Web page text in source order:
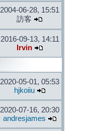
2004-06-28, 15:51
訪客
2016-09-13, 14:11
Irvin
2020-05-01, 05:53
hjkoiiu
2020-07-16, 20:30
andresjames